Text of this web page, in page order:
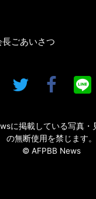
長ごあいさつ
に掲載している写真・
の無断使用を禁じます。
© AFPBB News